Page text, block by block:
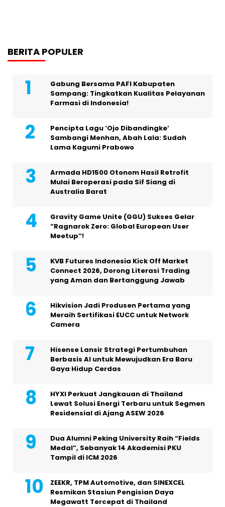
BERITA POPULER
Gabung Bersama PAFI Kabupaten
Sampang: Tingkatkan Kualitas Pelayanan
Farmasi di Indonesia!
Pencipta Lagu ‘Ojo Dibandingke’
Sambangi Menhan, Abah Lala: Sudah
Lama Kagumi Prabowo
Armada HD1500 Otonom Hasil Retrofit
Mulai Beroperasi pada Sif Siang di
Australia Barat
Gravity Game Unite (GGU) Sukses Gelar
“Ragnarok Zero: Global European User
Meetup”!
KVB Futures Indonesia Kick Off Market
Connect 2026, Dorong Literasi Trading
yang Aman dan Bertanggung Jawab
Hikvision Jadi Produsen Pertama yang
Meraih Sertifikasi EUCC untuk Network
Camera
Hisense Lansir Strategi Pertumbuhan
Berbasis AI untuk Mewujudkan Era Baru
Gaya Hidup Cerdas
HYXI Perkuat Jangkauan di Thailand
Lewat Solusi Energi Terbaru untuk Segmen
Residensial di Ajang ASEW 2026
Dua Alumni Peking University Raih “Fields
Medal”, Sebanyak 14 Akademisi PKU
Tampil di ICM 2026
ZEEKR, TPM Automotive, dan SINEXCEL
Resmikan Stasiun Pengisian Daya
Megawatt Tercepat di Thailand